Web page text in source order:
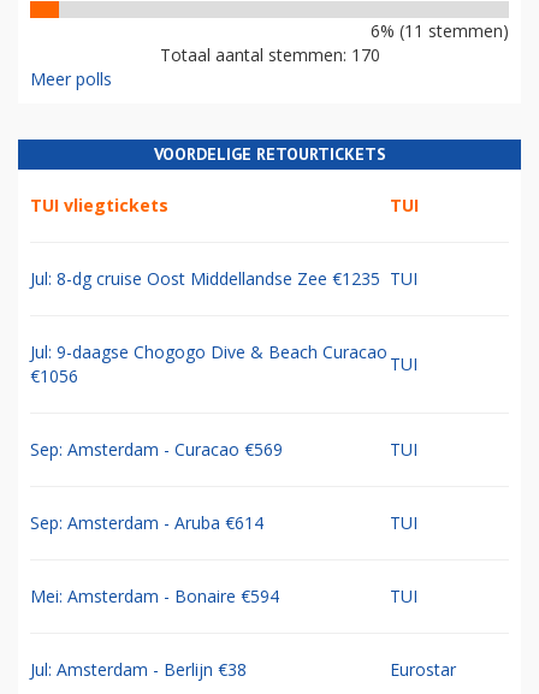
6% (11 stemmen)
Totaal aantal stemmen: 170
Meer polls
VOORDELIGE RETOURTICKETS
TUI vliegtickets TUI
Jul: 8-dg cruise Oost Middellandse Zee €1235 TUI
Jul: 9-daagse Chogogo Dive & Beach Curacao
€1056
TUI
Sep: Amsterdam - Curacao €569 TUI
Sep: Amsterdam - Aruba €614 TUI
Mei: Amsterdam - Bonaire €594 TUI
Jul: Amsterdam - Berlijn €38 Eurostar